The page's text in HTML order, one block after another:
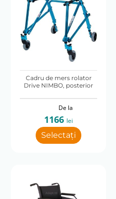
Cadru de mers rolator
Drive NIMBO, posterior
De la
1166 lei
Selectați